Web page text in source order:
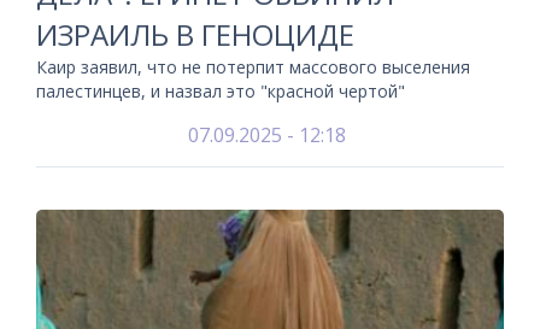
ИЗРАИЛЬ В ГЕНОЦИДЕ
Каир заявил, что не потерпит массового выселения
палестинцев, и назвал это "красной чертой"
07.09.2025 - 12:18